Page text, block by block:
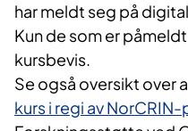
har meldt seg på
Kun de som er
kursbevis.
Se også oversikt over
kurs i regi av